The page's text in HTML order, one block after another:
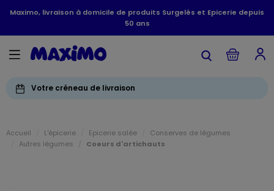
Maximo, livraison à domicile de produits Surgelés et Epicerie depuis
50 ans
Votre créneau de livraison
Accueil L'épicerie Epicerie salée
Conserves de légumes
Autres légumes
Coeurs d'artichauts